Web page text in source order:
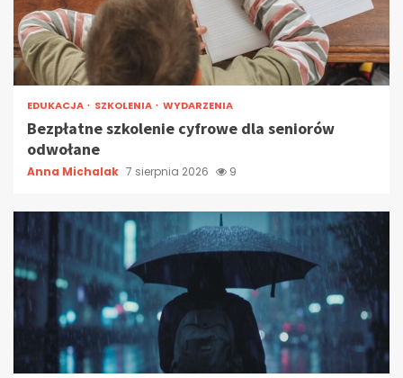
EDUKACJA SZKOLENIA WYDARZENIA
Bezpłatne szkolenie cyfrowe dla seniorów
odwołane
Anna Michalak 7 sierpnia 2026 9